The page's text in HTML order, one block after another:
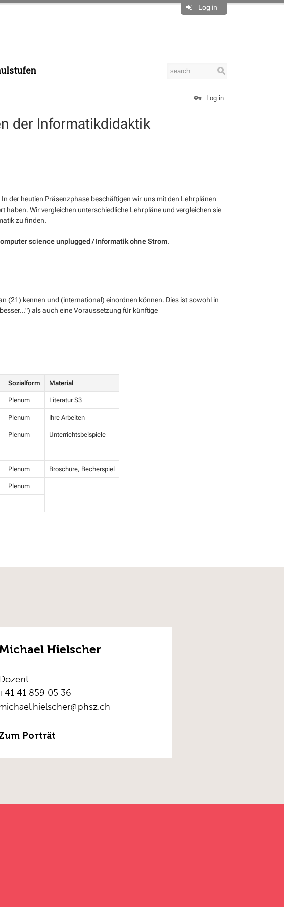
Log in
Log in
der Informatikdidaktik
der heutien Präsenzphase beschäftigen wir uns mit den Lehrplänen
Wir vergleichen unterschiedliche Lehrpläne und vergleichen sie
zu finden.
science unplugged / Informatik ohne Strom.
(21) kennen und (international) einordnen können. Dies ist sowohl in
als auch eine Voraussetzung für künftige
Sozialform Material
Plenum Literatur S3
Plenum Ihre Arbeiten
Plenum Unterrichtsbeispiele
Plenum Broschüre, Becherspiel
Plenum
Hielscher
41 859 05 36
Porträt